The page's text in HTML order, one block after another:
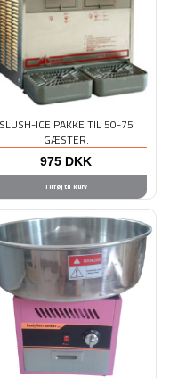
SLUSH-ICE PAKKE TIL 50-75
GÆSTER.
975 DKK
Tilføj til kurv